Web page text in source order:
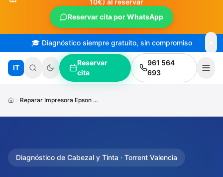
10€) al reservar
Reservar cita por WhatsApp
🎓 Diagnóstico siempre gratuito, sin compromiso
IT
Reservar
cita
961 564
693
Reparar Impresora Epson No Imprime
Diagnóstico de Cabezal y Tinta · Torrent Valencia